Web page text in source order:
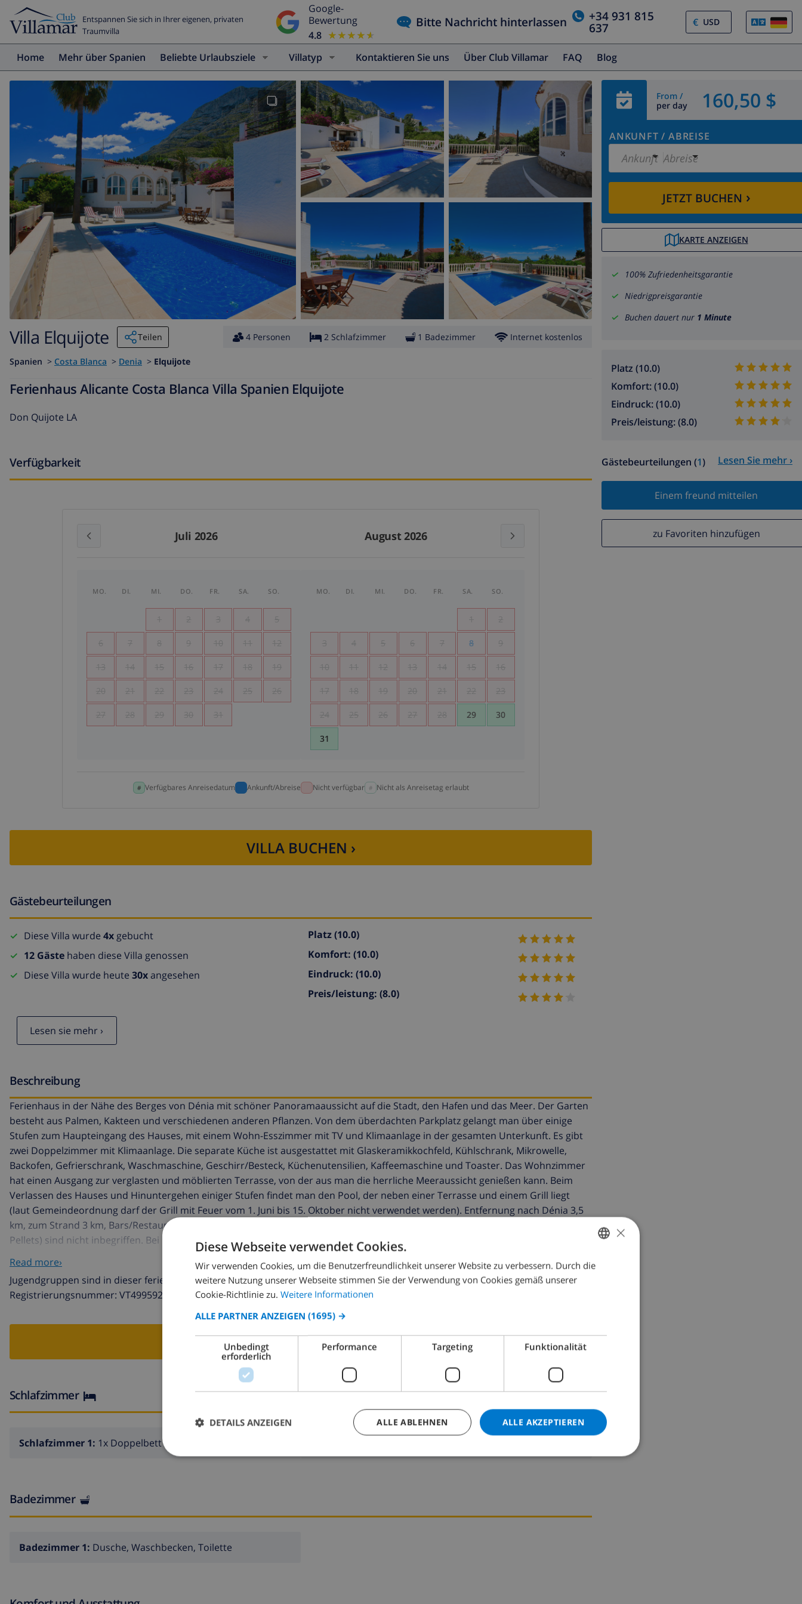
Entspannen Sie sich in Ihrer eigenen, privaten
Traumvilla
Google-
Bewertung
4.8 ★★★★★
★★★★★
Bitte Nachricht hinterlassen +34 931 815
637 €
Home Mehr über Spanien Beliebte Urlaubsziele Villatyp Kontaktieren Sie uns Über Club Villamar FAQ Blog
From /
per day
160,50 $
ANKUNFT / ABREISE
Ankunft Abreise
JETZT BUCHEN ›
KARTE ANZEIGEN
100% Zufriedenheitsgarantie
Niedrigpreisgarantie
Buchen dauert nur 1 Minute
Platz (10.0)
Komfort: (10.0)
Eindruck: (10.0)
Preis/leistung: (8.0)
Gästebeurteilungen (1) Lesen Sie mehr ›
Einem freund mitteilen
zu Favoriten hinzufügen
Villa Elquijote Teilen 4 Personen 2 Schlafzimmer 1 Badezimmer Internet kostenlos
Spanien > Costa Blanca > Denia > Elquijote
Ferienhaus Alicante Costa Blanca Villa Spanien Elquijote
Don Quijote LA
Verfügbarkeit
Juli 2026 August 2026
MO. DI. MI. DO. FR. SA. SO.
1 2 3 4 5
6 7 8 9 10 11 12
13 14 15 16 17 18 19
20 21 22 23 24 25 26
27 28 29 30 31
MO. DI. MI. DO. FR. SA. SO.
1 2
3 4 5 6 7 8 9
10 11 12 13 14 15 16
17 18 19 20 21 22 23
24 25 26 27 28 29 30
31
Verfügbares Anreisedatum Ankunft/Abreise Nicht verfügbar Nicht als Anreisetag erlaubt
VILLA BUCHEN ›
Gästebeurteilungen
Diese Villa wurde 4x gebucht
12 Gäste haben diese Villa genossen
Diese Villa wurde heute 30xangesehen
Platz(10.0)
Komfort: (10.0)
Eindruck: (10.0)
Preis/leistung: (8.0)
Lesen sie mehr ›
Beschreibung
Ferienhaus in der Nähe des Berges von Dénia mit schöner Panoramaaussicht auf die Stadt, den Hafen und das Meer. Der Garten
besteht aus Palmen, Kakteen und verschiedenen anderen Pflanzen. Von dem überdachten Parkplatz gelangt man über einige
Stufen zum Haupteingang des Hauses, mit einem Wohn-Esszimmer mit TV und Klimaanlage in der gesamten Unterkunft. Es gibt
zwei Doppelzimmer mit Klimaanlage. Die separate Küche ist ausgestattet mit Glaskeramikkochfeld, Kühlschrank, Mikrowelle,
Backofen, Gefrierschrank, Waschmaschine, Geschirr/Besteck, Küchenutensilien, Kaffeemaschine und Toaster. Das Wohnzimmer
hat einen Ausgang zur verglasten und möblierten Terrasse, von der aus man die herrliche Meeraussicht genießen kann. Beim
Verlassen des Hauses und Hinuntergehen einiger Stufen findet man den Pool, der neben einer Terrasse und einem Grill liegt
(laut Gemeindeordnung darf der Grill mit Feuer vom 1. Juni bis 15. Oktober nicht verwendet werden). Entfernung nach Dénia 3,5
km, zum Strand 3 km, Bars/Restaurants 2 km und Supermärkte 2,6 km. Ein Auto ist erforderlich. Die Heizkosten (Gas, Öl oder
Pellets) sind nicht inbegriffen. Bei Langzeitmieten sind Elektrizität und Heizung (Gas, Öl oder Pellets) sowie WLAN, Bettwäsche und
Handtücher nicht inbegriffen. Der Preis der Dienstleistungen richtet sich nach den Bedingungen der Agentur.
Read more›
Jugendgruppen sind in dieser ferienunderkunft gestattet
Registrierungsnummer: VT499592A
VILLA BUCHEN ›
Schlafzimmer
Schlafzimmer 1: 1x Doppelbett
Badezimmer
Badezimmer 1: Dusche, Waschbecken, Toilette
GERMAN
DUTCH
GERMAN
NORWEGIAN
×
Diese Webseite verwendet Cookies.
Wir verwenden Cookies, um die Benutzerfreundlichkeit unserer Website zu verbessern. Durch die
weitere Nutzung unserer Webseite stimmen Sie der Verwendung von Cookies gemäß unserer
Cookie-Richtlinie zu. Weitere Informationen
ALLE PARTNER ANZEIGEN (1695) →
Unbedingt
erforderlich
Performance Targeting Funktionalität
ALLE AKZEPTIEREN
ALLE ABLEHNEN
DETAILS ANZEIGEN